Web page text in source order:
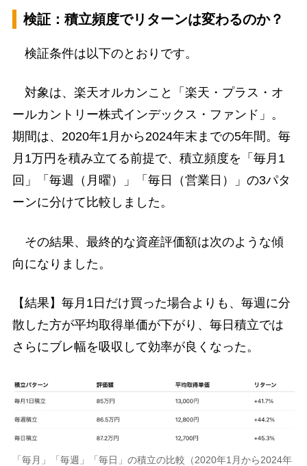
検証：積立頻度でリターンは変わるのか？
検証条件は以下のとおりです。
対象は、楽天オルカンこと「楽天・プラス・オ
ールカントリー株式インデックス・ファンド」。
期間は、2020年1月から2024年末までの5年間。毎
月1万円を積み立てる前提で、積立頻度を「毎月1
回」「毎週（月曜）」「毎日（営業日）」の3パタ
ーンに分けて比較しました。
その結果、最終的な資産評価額は次のような傾
向になりました。
【結果】毎月1日だけ買った場合よりも、毎週に分
散した方が平均取得単価が下がり、毎日積立では
さらにブレ幅を吸収して効率が良くなった。
「毎月」「毎週」「毎日」の積立の比較（2020年1月から2024年